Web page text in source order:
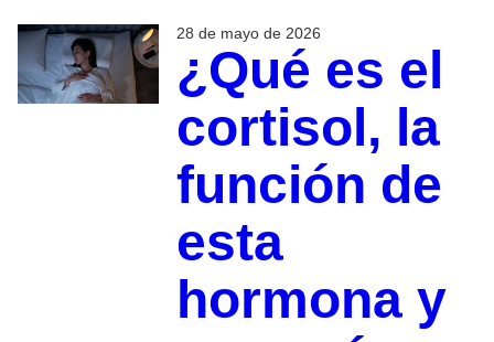
28 de mayo de 2026
¿Qué es el
cortisol, la
función de
esta
hormona y